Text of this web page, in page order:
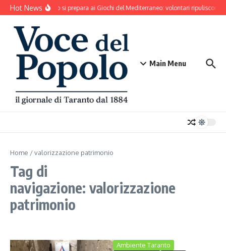
Salta al contenuto
Hot NewsTaranto si prepara ai Giochi del Mediterraneo: volontari ripuliscono
Main Menu
Home /valorizzazione patrimonio
Tag di
navigazione: valorizzazione
patrimonio
Ambiente Taranto